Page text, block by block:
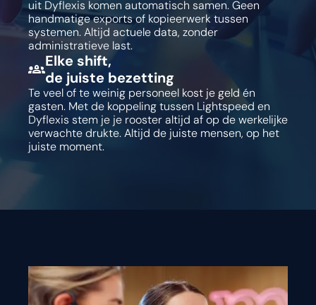
uit Dyflexis komen automatisch samen. Geen
handmatige exports of kopieerwerk tussen
systemen. Altijd actuele data, zonder
administratieve last.
Elke shift,
de juiste bezetting
Te veel of te weinig personeel kost je geld én
gasten. Met de koppeling tussen Lightspeed en
Dyflexis stem je je rooster altijd af op de werkelijke
verwachte drukte. Altijd de juiste mensen, op het
juiste moment.